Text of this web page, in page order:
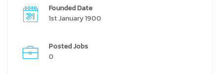
Founded Date
1st January 1900
Posted Jobs
0